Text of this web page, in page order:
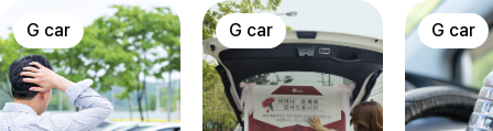
G car G car G car